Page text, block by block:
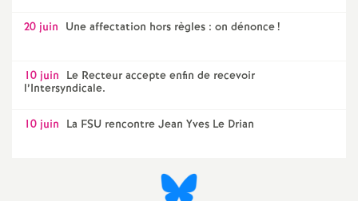
20 juin Une affectation hors règles : on dénonce!
10 juin Le Recteur accepte enfin de recevoir
l’Intersyndicale.
10 juin La FSU rencontre Jean Yves Le Drian